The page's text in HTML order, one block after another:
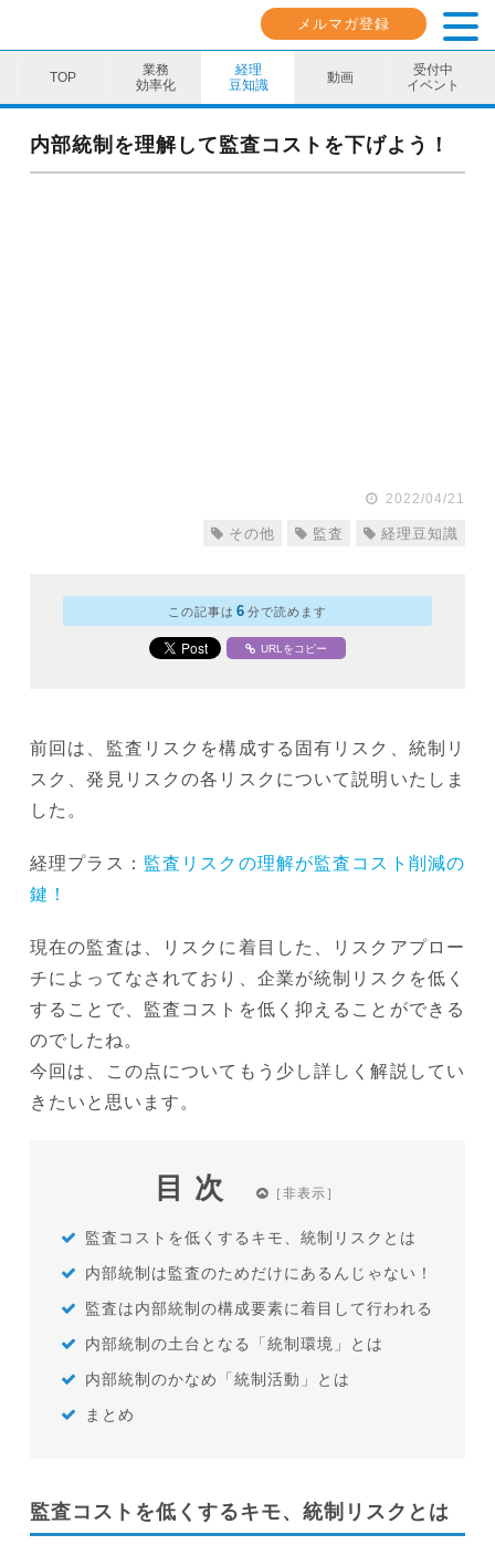
メルマガ登録
業務
効率化
経理
豆知識
動画
受付中
イベント
業務効率化
内部統制を理解して監査コストを下げよう！
2022/04/21
その他 監査 経理豆知識
この記事は 6 分で読めます
URLをコピー
前回は、監査リスクを構成する固有リスク、統制リ
スク、発見リスクの各リスクについて説明いたしま
した。
経理プラス： 監査リスクの理解が監査コスト削減の
鍵！
現在の監査は、リスクに着目した、リスクアプロー
チによってなされており、企業が統制リスクを低く
することで、監査コストを低く抑えることができる
のでしたね。
今回は、この点についてもう少し詳しく解説してい
きたいと思います。
目次
監査コストを低くするキモ、統制リスクとは
内部統制は監査のためだけにあるんじゃない！
監査は内部統制の構成要素に着目して行われる
内部統制の土台となる「統制環境」とは
内部統制のかなめ「統制活動」とは
まとめ
監査コストを低くするキモ、統制リスクとは